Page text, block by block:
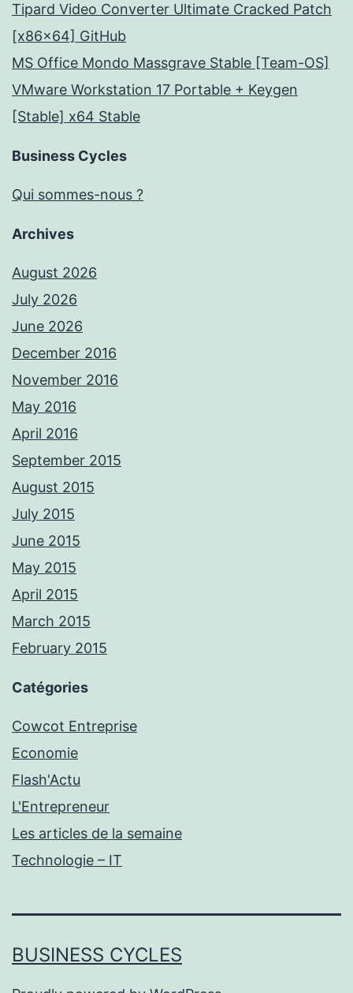
Tipard Video Converter Ultimate Cracked Patch
[x86x64] GitHub
MS Office Mondo Massgrave Stable [Team-OS]
VMware Workstation 17 Portable + Keygen
[Stable] x64 Stable
Business Cycles
Qui sommes-nous ?
Archives
August 2026
July 2026
June 2026
December 2016
November 2016
May 2016
April 2016
September 2015
August 2015
July 2015
June 2015
May 2015
April 2015
March 2015
February 2015
Catégories
Cowcot Entreprise
Economie
Flash'Actu
L'Entrepreneur
Les articles de la semaine
Technologie – IT
BUSINESS CYCLES